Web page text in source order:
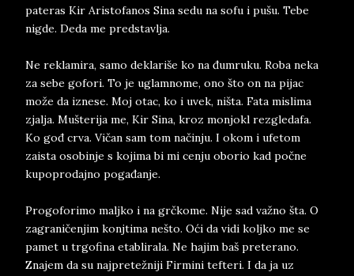
pateras Kir Aristofanos Sina sedu na sofu i pušu. Tebe
nigde. Deda me predstavlja.
Ne reklamira, samo deklariše ko na đumruku. Roba neka
za sebe gofori. To je uglamnome, ono što on na pijac
može da iznese. Moj otac, ko i uvek, ništa. Fata mislima
zjalja. Mušterija me, Kir Sina, kroz monjokl rezgledafa.
Ko gođ crva. Vičan sam tom načinju. I okom i ufetom
zaista osobinje s kojima bi mi cenju oborio kad počne
kupoprodajno pogađanje.
Progoforimo maljko i na grčkome. Nije sad važno šta. O
zagraničenjim konjtima nešto. Oći da vidi koljko me se
pamet u trgofina etablirala. Ne hajim baš preterano.
Znajem da su najpretežniji Firmini tefteri. I da ja uz